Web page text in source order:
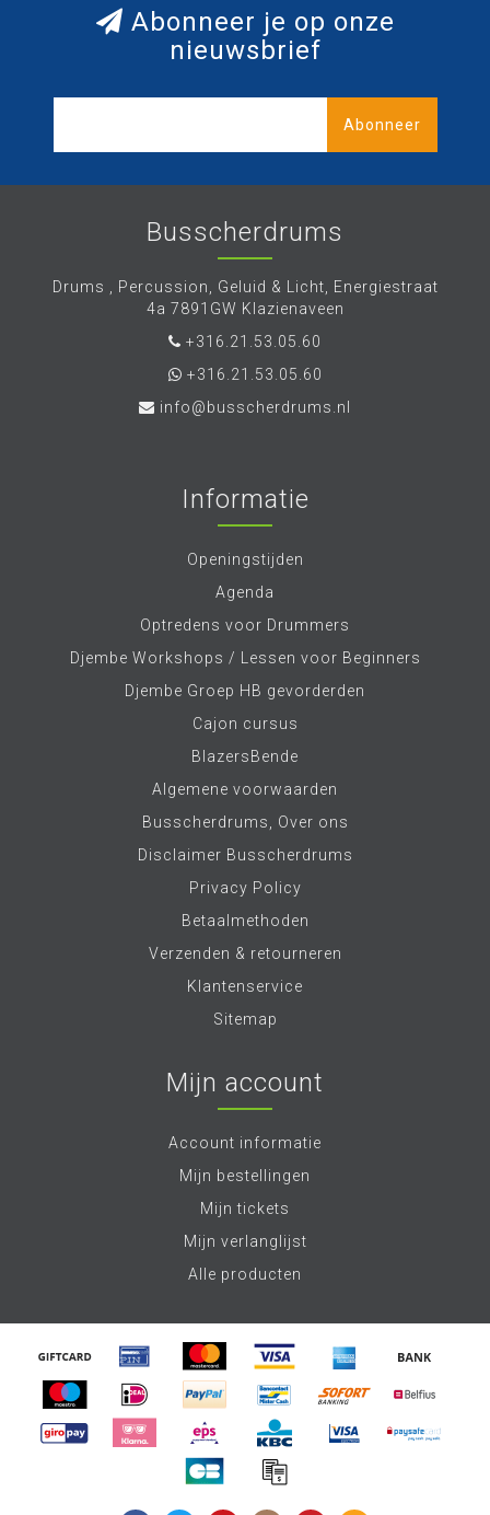
Abonneer je op onze
nieuwsbrief
Abonneer
Busscherdrums
Drums , Percussion, Geluid & Licht, Energiestraat
4a 7891GW Klazienaveen
+316.21.53.05.60
+316.21.53.05.60
info@busscherdrums.nl
Informatie
Openingstijden
Agenda
Optredens voor Drummers
Djembe Workshops / Lessen voor Beginners
Djembe Groep HB gevorderden
Cajon cursus
BlazersBende
Algemene voorwaarden
Busscherdrums, Over ons
Disclaimer Busscherdrums
Privacy Policy
Betaalmethoden
Verzenden & retourneren
Klantenservice
Sitemap
Mijn account
Account informatie
Mijn bestellingen
Mijn tickets
Mijn verlanglijst
Alle producten